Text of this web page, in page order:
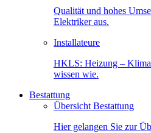
Qualität und hohes
Elektriker aus.
Installateure
HKLS: Heizung –
wissen wie.
Bestattung
Übersicht Bestattung
Hier gelangen Sie zur